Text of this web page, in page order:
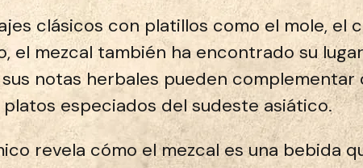
clásicos con platillos como el mole,
el mezcal también ha encontrado su
notas herbales pueden
especiados del sudeste asiático.
revela cómo el mezcal es una bebida